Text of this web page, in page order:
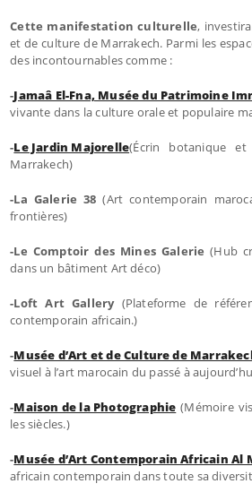
Cette manifestation culturelle,
et de culture de Marrakech. Parmi les
des incontournables comme :
-Jamaâ El-Fna, Musée du Patrimoine
vivante dans la culture orale et populaire
-Le Jardin Majorelle(Écrin botanique
Marrakech)
-La Galerie 38 (Art contemporain
frontières)
-Le Comptoir des Mines Galerie (Hub
dans un bâtiment Art déco)
-Loft Art Gallery(Plateforme de
contemporain africain.)
-Musée d’Art et de Culture de
visuel à l’art marocain du passé à
-Maison de la Photographie (Mémoire
les siècles.)
-Musée d’Art Contemporain Africain Al
africain contemporain dans toute sa